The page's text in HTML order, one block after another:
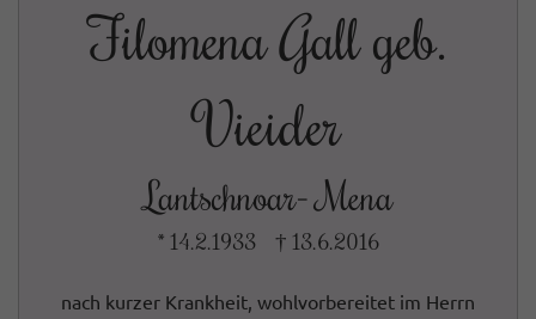
Filomena Gall geb.
Vieider
Lantschnoar- Mena
* 14.2.1933 † 13.6.2016
nach kurzer Krankheit, wohlvorbereitet im Herrn